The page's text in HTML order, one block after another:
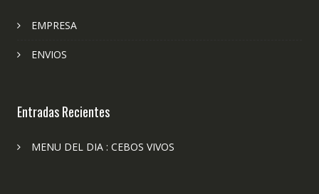
EMPRESA
ENVIOS
Entradas Recientes
MENU DEL DIA : CEBOS VIVOS